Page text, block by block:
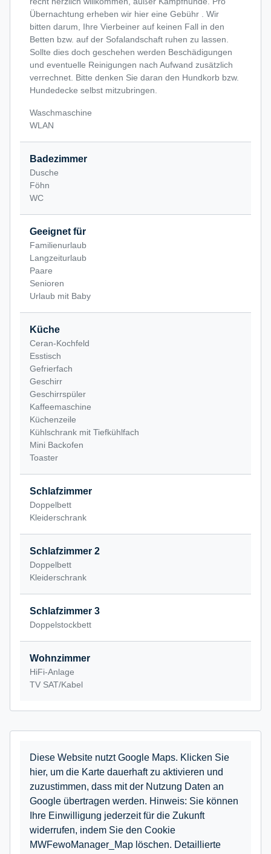
Übernachtung erheben wir hier eine Gebühr . Wir
bitten darum, Ihre Vierbeiner auf keinen Fall in den
Betten bzw. auf der Sofalandschaft ruhen zu lassen.
Sollte dies doch geschehen werden Beschädigungen
und eventuelle Reinigungen nach Aufwand zusätzlich
verrechnet. Bitte denken Sie daran den Hundkorb bzw.
Hundedecke selbst mitzubringen.
Waschmaschine
WLAN
Badezimmer
Dusche
Föhn
WC
Geeignet für
Familienurlaub
Langzeiturlaub
Paare
Senioren
Urlaub mit Baby
Küche
Ceran-Kochfeld
Esstisch
Gefrierfach
Geschirr
Geschirrspüler
Kaffeemaschine
Küchenzeile
Kühlschrank mit Tiefkühlfach
Mini Backofen
Toaster
Schlafzimmer
Doppelbett
Kleiderschrank
Schlafzimmer 2
Doppelbett
Kleiderschrank
Schlafzimmer 3
Doppelstockbett
Wohnzimmer
HiFi-Anlage
TV SAT/Kabel
Diese Website nutzt Google Maps. Klicken Sie
hier, um die Karte dauerhaft zu aktivieren und
zuzustimmen, dass mit der Nutzung Daten an
Google übertragen werden. Hinweis: Sie können
Ihre Einwilligung jederzeit für die Zukunft
widerrufen, indem Sie den Cookie
MWFewoManager_Map löschen. Detaillierte